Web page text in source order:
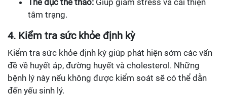
tâm trạng.
4. Kiểm tra sức khỏe định kỳ
Kiểm tra sức khỏe định kỳ giúp phát hiện sớm các vấn
đề về huyết áp, đường huyết và cholesterol. Những
bệnh lý này nếu không được kiểm soát sẽ có thể dẫn
đến yếu sinh lý.